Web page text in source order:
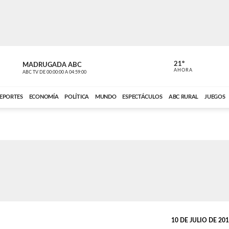
MADRUGADA ABC
ABC TV DE 00:00:00 A 04:59:00 ABC CARDINAL
21º
AHORA
ECONOMÍA POLÍTICA MUNDO ESPECTÁCULOS ABC RURAL JUEGOS
10 DE JULIO DE